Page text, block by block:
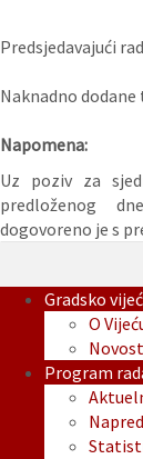
Predsjedavajući
Naknadno
Napomena:
Uz poziv za
predloženog
dogovoreno je s
Gradsko
O
Program